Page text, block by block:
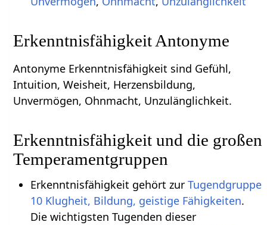
Erkenntnisfähigkeit Antonyme
Antonyme Erkenntnisfähigkeit sind Gefühl,
Intuition, Weisheit, Herzensbildung,
Unvermögen, Ohnmacht, Unzulänglichkeit.
Erkenntnisfähigkeit und die großen
Temperamentgruppen
Erkenntnisfähigkeit gehört zur Tugendgruppe
10 Klugheit, Bildung, geistige Fähigkeiten.
Die wichtigsten Tugenden dieser